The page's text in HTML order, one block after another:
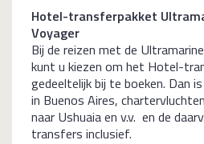
Hotel-transferpakket
Voyager
Bij de reizen met de
kunt u kiezen om het Hotel-
gedeeltelijk bij te boeken. Dan
in Buenos Aires,
naar Ushuaia en v.v. en de
transfers inclusief.